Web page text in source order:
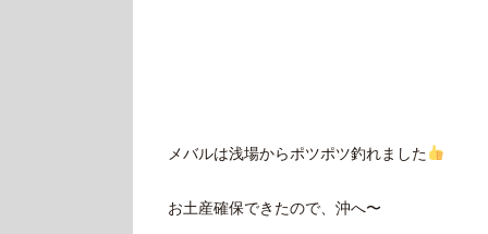
メバルは浅場からポツポツ釣れました
お土産確保できたので、沖へ〜